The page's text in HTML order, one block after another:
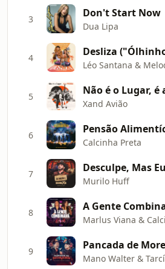
3 Don't Start Now
Dua Lipa
4
Léo Santana &
5
Xand Avião
6
Calcinha Preta
7
Murilo Huff
8 A Gente
Marlus Viana &
9 Pancada de